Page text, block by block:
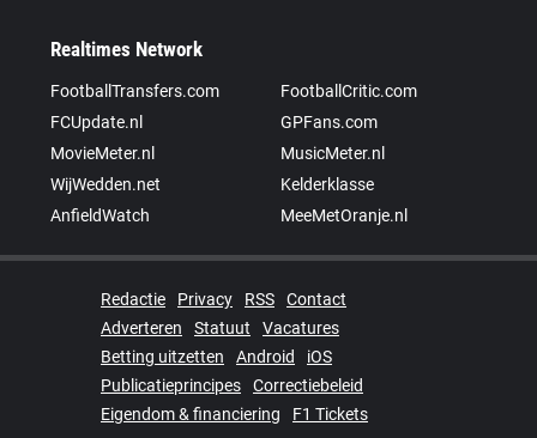
Realtimes Network
FootballTransfers.com
FootballCritic.com
FCUpdate.nl
GPFans.com
MovieMeter.nl
MusicMeter.nl
WijWedden.net
Kelderklasse
AnfieldWatch
MeeMetOranje.nl
Redactie Privacy RSS
Contact
Adverteren
Statuut
Vacatures
Betting uitzetten
Android
iOS
Publicatieprincipes
Correctiebeleid
Eigendom & financiering
F1 Tickets